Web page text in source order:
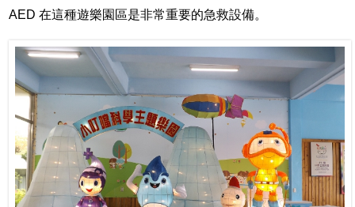
AED 在這種遊樂園區是非常重要的急救設備。